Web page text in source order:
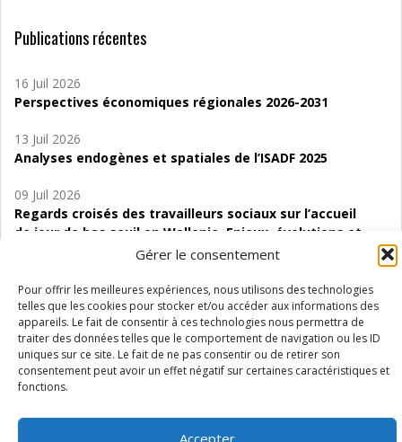
Gérer le consentement
Pour offrir les meilleures expériences, nous utilisons des technologies
telles que les cookies pour stocker et/ou accéder aux informations des
appareils. Le fait de consentir à ces technologies nous permettra de
traiter des données telles que le comportement de navigation ou les ID
uniques sur ce site. Le fait de ne pas consentir ou de retirer son
consentement peut avoir un effet négatif sur certaines caractéristiques et
fonctions.
Accepter
Publications récentes
16 Juil 2026
Perspectives économiques régionales 2026-2031
13 Juil 2026
Analyses endogènes et spatiales de l’ISADF 2025
09 Juil 2026
Regards croisés des travailleurs sociaux sur l’accueil
de jour de bas seuil en Wallonie. Enjeux, évolutions et
06 Juil 2026
Étude d’évaluabilité des Structures
d’accompagnement à l’autocréation d’emploi (SAACE)
01 Juil 2026
Pénurie du personnel infirmier :quels indicateurs
Wallonie ?